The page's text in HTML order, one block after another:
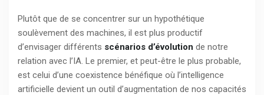
Plutôt que de se concentrer sur un hypothétique
soulèvement des machines, il est plus productif
d’envisager différents scénarios d’évolution de notre
relation avec l’IA. Le premier, et peut-être le plus probable,
est celui d’une coexistence bénéfique où l’intelligence
artificielle devient un outil d’augmentation de nos capacités